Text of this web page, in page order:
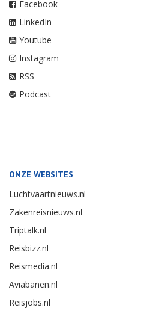
Facebook
LinkedIn
Youtube
Instagram
RSS
Podcast
ONZE WEBSITES
Luchtvaartnieuws.nl
Zakenreisnieuws.nl
Triptalk.nl
Reisbizz.nl
Reismedia.nl
Aviabanen.nl
Reisjobs.nl